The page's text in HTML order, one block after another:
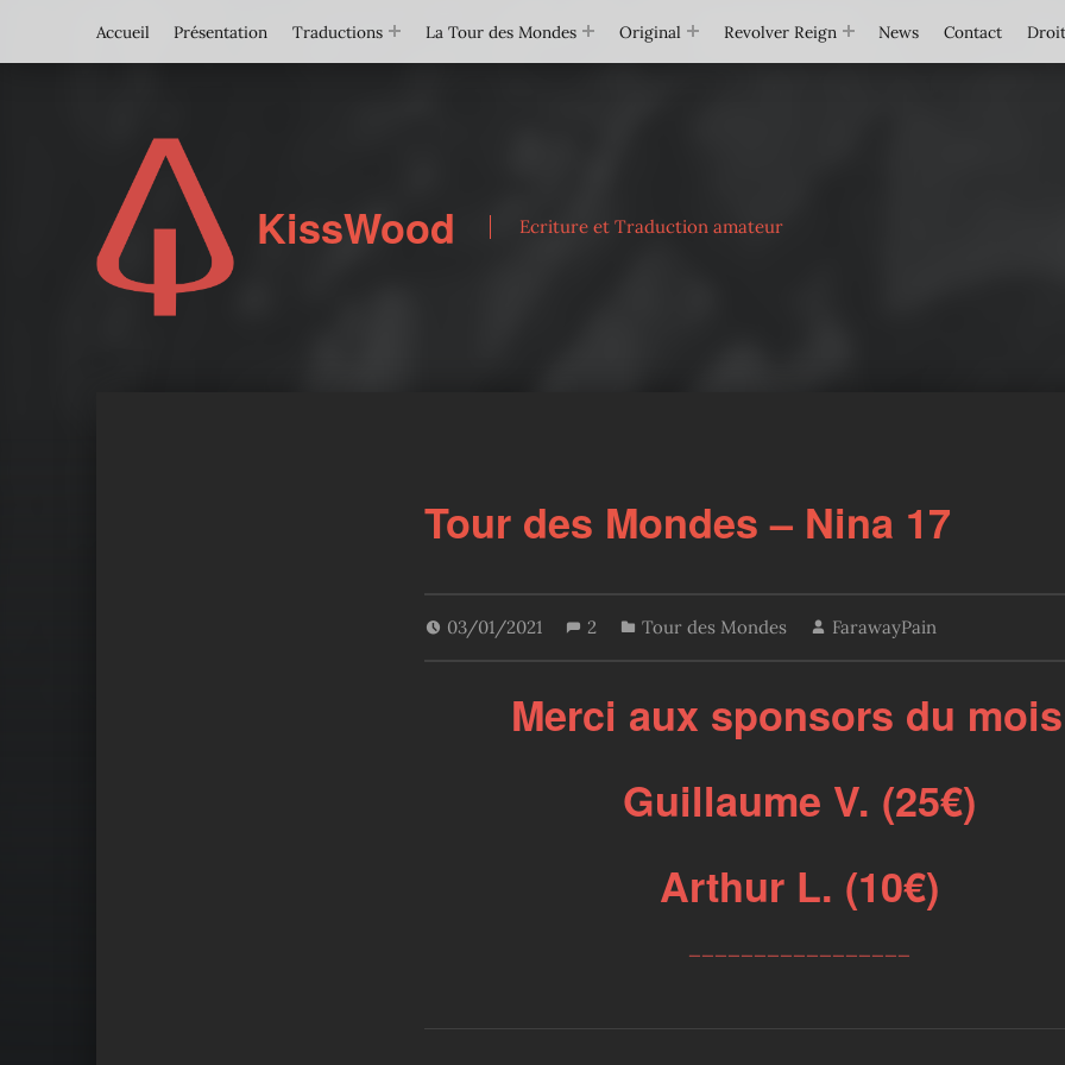
Accueil Présentation Traductions La Tour des Mondes Original Revolver Reign News Contact
KissWood Ecriture et Traduction amateur
Tour des Mondes – Nina 17
03/01/2021 2 Tour des Mondes FarawayPain
Merci aux sponsors du
Guillaume V. (25€)
Arthur L. (10€)